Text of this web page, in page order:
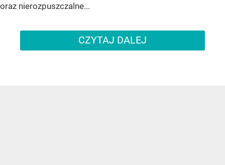
oraz nierozpuszczalne...
CZYTAJ DALEJ